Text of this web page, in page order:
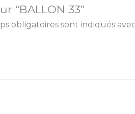
“BALLON 33”
obligatoires sont indiqués